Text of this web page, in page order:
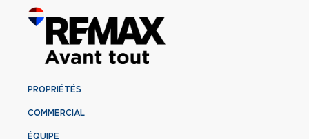
PROPRIÉTÉS
COMMERCIAL
ÉQUIPE